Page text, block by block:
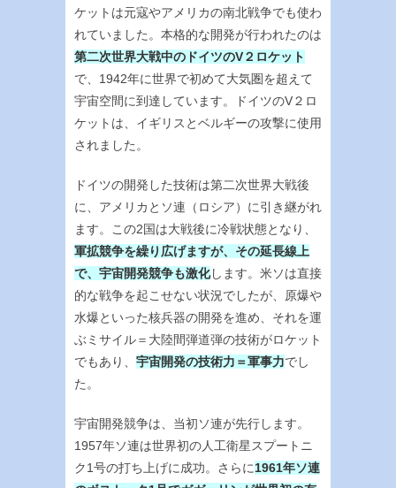
ケットは元寇やアメリカの南北戦争でも使わ
れていました。本格的な開発が行われたのは
第二次世界大戦中のドイツのV２ロケット
で、1942年に世界で初めて大気圏を超えて
宇宙空間に到達しています。ドイツのV２ロ
ケットは、イギリスとベルギーの攻撃に使用
されました。
ドイツの開発した技術は第二次世界大戦後
に、アメリカとソ連（ロシア）に引き継がれ
ます。この2国は大戦後に冷戦状態となり、
軍拡競争を繰り広げますが、その延長線上
で、宇宙開発競争も激化します。米ソは直接
的な戦争を起こせない状況でしたが、原爆や
水爆といった核兵器の開発を進め、それを運
ぶミサイル＝大陸間弾道弾の技術がロケット
でもあり、 宇宙開発の技術力＝軍事力でし
た。
宇宙開発競争は、当初ソ連が先行します。
1957年ソ連は世界初の人工衛星スプートニ
ク1号の打ち上げに成功。さらに1961年ソ連